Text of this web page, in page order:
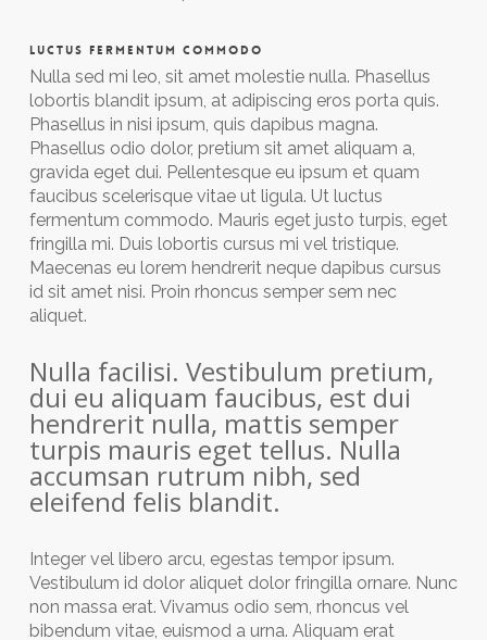
LUCTUS FERMENTUM COMMODO
Nulla sed mi leo, sit amet molestie nulla. Phasellus
lobortis blandit ipsum, at adipiscing eros porta quis.
Phasellus in nisi ipsum, quis dapibus magna.
Phasellus odio dolor, pretium sit amet aliquam a,
gravida eget dui. Pellentesque eu ipsum et quam
faucibus scelerisque vitae ut ligula. Ut luctus
fermentum commodo. Mauris eget justo turpis, eget
fringilla mi. Duis lobortis cursus mi vel tristique.
Maecenas eu lorem hendrerit neque dapibus cursus
id sit amet nisi. Proin rhoncus semper sem nec
aliquet.
Nulla facilisi. Vestibulum pretium,
dui eu aliquam faucibus, est dui
hendrerit nulla, mattis semper
turpis mauris eget tellus. Nulla
accumsan rutrum nibh, sed
eleifend felis blandit.
Integer vel libero arcu, egestas tempor ipsum.
Vestibulum id dolor aliquet dolor fringilla ornare. Nunc
non massa erat. Vivamus odio sem, rhoncus vel
bibendum vitae, euismod a urna. Aliquam erat